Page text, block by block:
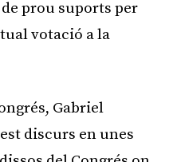
prou suports per
votació a la
Gabriel
discurs en unes